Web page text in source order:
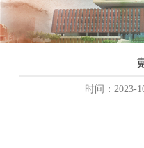
时间：2023-